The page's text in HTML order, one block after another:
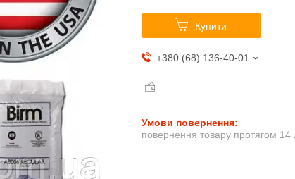
Купити
+380 (68) 136-40-01
повернення товару протягом 14